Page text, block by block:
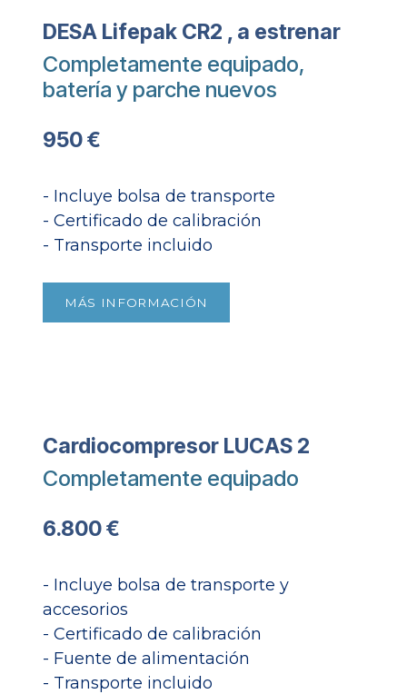
DESA Lifepak CR2 , a estrenar
Completamente equipado,
batería y parche nuevos
950 €
- Incluye bolsa de transporte
- Certificado de calibración
- Transporte incluido​
MÁS INFORMACIÓN
Cardiocompresor LUCAS 2
Completamente equipado
6.800 €
- Incluye bolsa de transporte y
accesorios
- Certificado de calibración
- Fuente de alimentación
- Transporte incluido​